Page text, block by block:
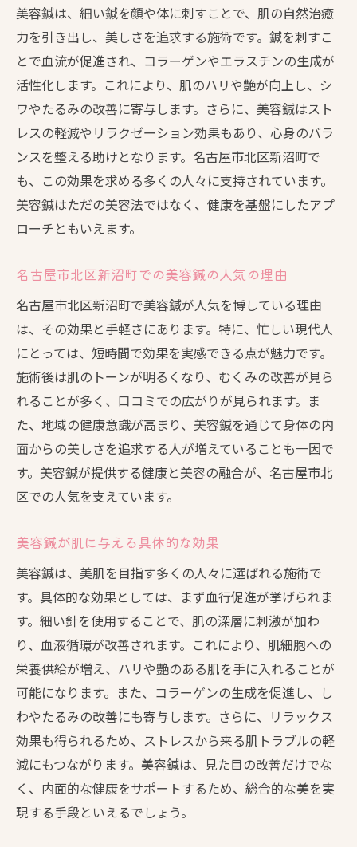
美容鍼の頻度と肌のコンディション改善
美容鍼による長期的な美肌維持の方法
施術頻度と美容効果の関係
美容鍼の持続的効果を高める生活習慣
名古屋市北区での美容鍼頻度の最適な選び方
個人の肌質に合わせた美容鍼の頻度
プロが推奨する美容鍼の施術スケジュール
名古屋市北区でのおすすめ美容鍼サロン
施術頻度の見直しで美肌を保つ方法
美容鍼が提供する健康美とその秘訣
美容鍼が健康に及ぼす影響とは
内側から輝く美しさを手に入れる方法
美容鍼で得られる健康的な美のメリット
日常生活で実践できる美容鍼の効果
健康美を保つための美容鍼活用法
美容鍼と健康習慣の組み合わせ効果
名古屋市北区新沼町で美容鍼を始める理由
名古屋市北区新沼町での美容鍼の人気事情
名古屋市北区の美容鍼サロンの特徴
美容鍼を通じた地域の美容文化
美容鍼を始めることで得られる安心感
名古屋市北区新沼町での美容鍼体験談
美容鍼で得られるリラクゼーションと美肌効果
リラクゼーション効果がもたらす美容効果
美容鍼で心と体を癒す方法
ストレス軽減と美肌を両立する秘訣
美容鍼がもたらす究極のリラックスタイム
美容鍼は、細い鍼を顔や体に刺すことで、肌の自然治癒
力を引き出し、美しさを追求する施術です。鍼を刺すこ
とで血流が促進され、コラーゲンやエラスチンの生成が
活性化します。これにより、肌のハリや艶が向上し、シ
ワやたるみの改善に寄与します。さらに、美容鍼はスト
レスの軽減やリラクゼーション効果もあり、心身のバラ
ンスを整える助けとなります。名古屋市北区新沼町で
も、この効果を求める多くの人々に支持されています。
美容鍼はただの美容法ではなく、健康を基盤にしたアプ
ローチともいえます。
名古屋市北区新沼町での美容鍼の人気の理由
名古屋市北区新沼町で美容鍼が人気を博している理由
は、その効果と手軽さにあります。特に、忙しい現代人
にとっては、短時間で効果を実感できる点が魅力です。
施術後は肌のトーンが明るくなり、むくみの改善が見ら
れることが多く、口コミでの広がりが見られます。ま
た、地域の健康意識が高まり、美容鍼を通じて身体の内
面からの美しさを追求する人が増えていることも一因で
す。美容鍼が提供する健康と美容の融合が、名古屋市北
区での人気を支えています。
美容鍼が肌に与える具体的な効果
美容鍼は、美肌を目指す多くの人々に選ばれる施術で
す。具体的な効果としては、まず血行促進が挙げられま
す。細い針を使用することで、肌の深層に刺激が加わ
り、血液循環が改善されます。これにより、肌細胞への
栄養供給が増え、ハリや艶のある肌を手に入れることが
可能になります。また、コラーゲンの生成を促進し、し
わやたるみの改善にも寄与します。さらに、リラックス
効果も得られるため、ストレスから来る肌トラブルの軽
減にもつながります。美容鍼は、見た目の改善だけでな
く、内面的な健康をサポートするため、総合的な美を実
現する手段といえるでしょう。